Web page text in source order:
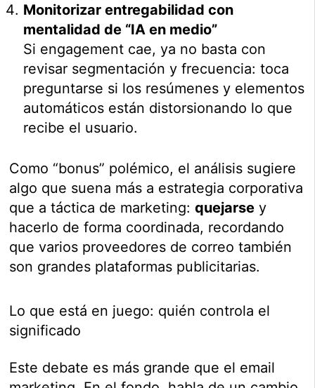
Monitorizar entregabilidad con
mentalidad de “IA en medio”
Si engagement cae, ya no basta con
revisar segmentación y frecuencia: toca
preguntarse si los resúmenes y elementos
automáticos están distorsionando lo que
recibe el usuario.
Como “bonus” polémico, el análisis sugiere
algo que suena más a estrategia corporativa
que a táctica de marketing:quejarse y
hacerlo de forma coordinada, recordando
que varios proveedores de correo también
son grandes plataformas publicitarias.
Lo que está en juego: quién controla el
significado
Este debate es más grande que el email